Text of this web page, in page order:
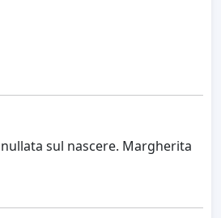
sul nascere. Margherita